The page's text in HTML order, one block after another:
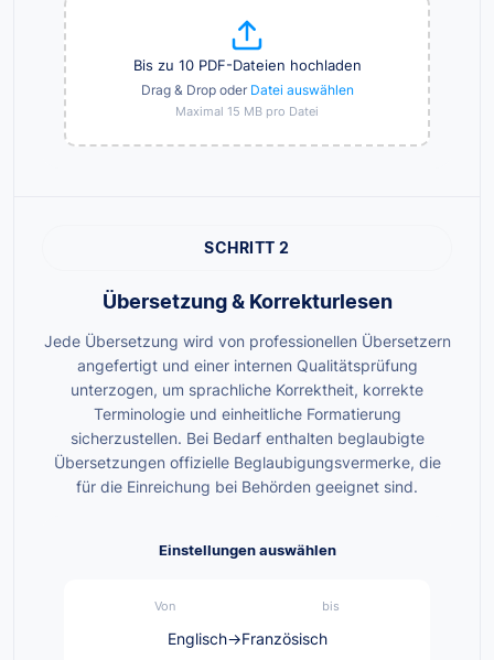
Bis zu 10 PDF-Dateien hochladen
Drag & Drop oder Datei auswählen
Maximal 15 MB pro Datei
SCHRITT 2
Übersetzung & Korrekturlesen
Jede Übersetzung wird von professionellen Übersetzern
angefertigt und einer internen Qualitätsprüfung
unterzogen, um sprachliche Korrektheit, korrekte
Terminologie und einheitliche Formatierung
sicherzustellen. Bei Bedarf enthalten beglaubigte
Übersetzungen offizielle Beglaubigungsvermerke, die
für die Einreichung bei Behörden geeignet sind.
Einstellungen auswählen
Von bis
Englisch→Französisch